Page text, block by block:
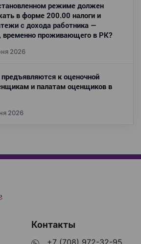
режиме должен
в форме 200.00 налоги и
с дохода работника —
временно проживающего в РК?
2026
к оценочной
и палатам оценщиков в
2026
Контакты